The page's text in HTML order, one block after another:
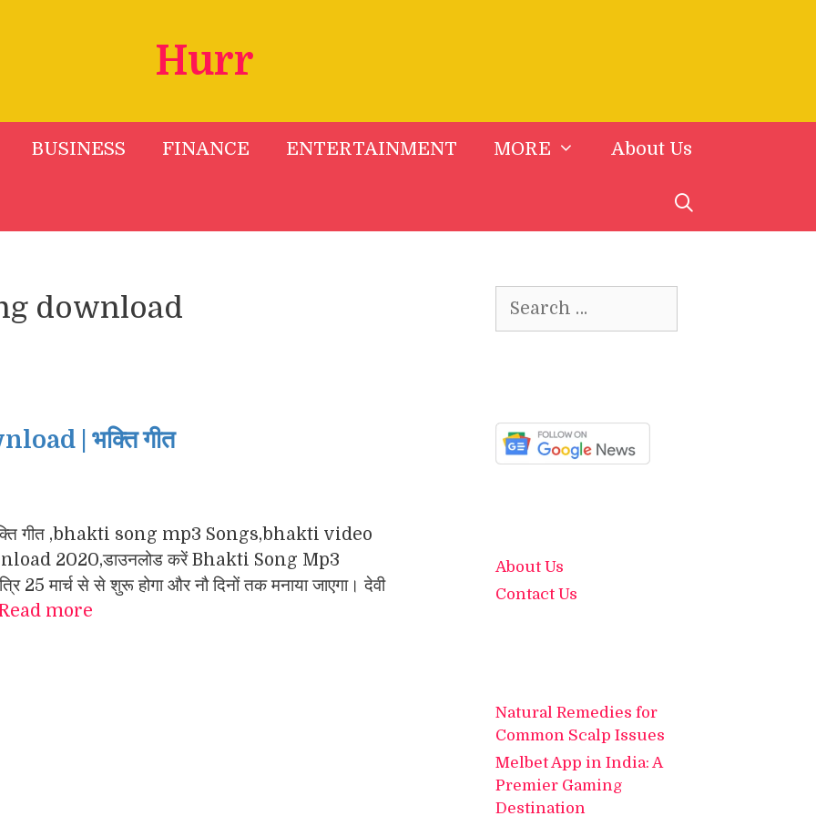
Hurr
BUSINESS FINANCE ENTERTAINMENT MORE About Us
download
| भक्ति गीत
गीत ,bhakti song mp3 Songs,bhakti video
2020,डाउनलोड करें Bhakti Song Mp3
25 मार्च से से शुरू होगा और नौ दिनों तक मनाया जाएगा। देवी
more
for:
About Us
Contact Us
Natural Remedies for
Common Scalp Issues
Melbet App in India: A
Premier Gaming
Destination